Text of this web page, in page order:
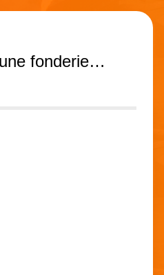
fonderie…